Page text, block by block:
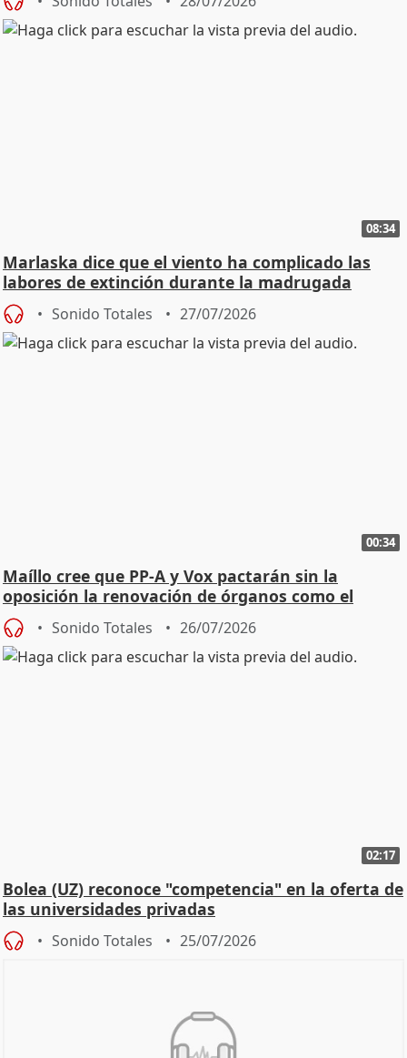
08:34
Marlaska dice que el viento ha complicado las
labores de extinción durante la madrugada
Sonido Totales 27/07/2026
00:34
Maíllo cree que PP-A y Vox pactarán sin la
oposición la renovación de órganos como el
Defensor
Sonido Totales 26/07/2026
02:17
Bolea (UZ) reconoce "competencia" en la oferta de
las universidades privadas
Sonido Totales 25/07/2026